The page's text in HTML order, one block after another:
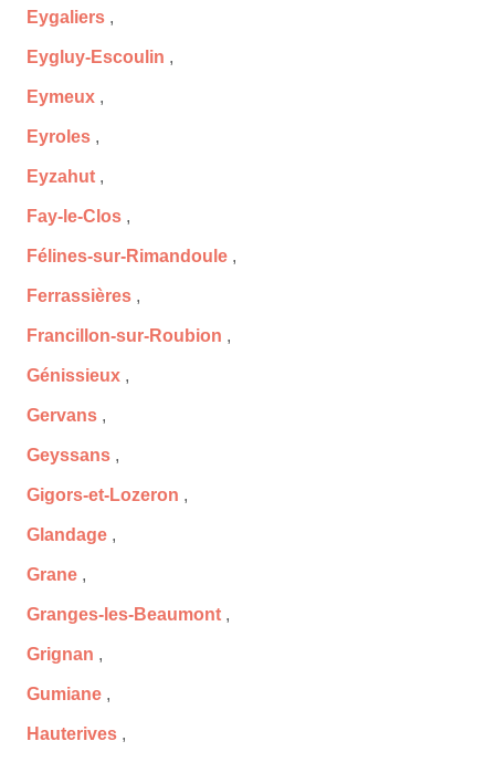
Eygaliers ,
Eygluy-Escoulin ,
Eymeux ,
Eyroles ,
Eyzahut ,
Fay-le-Clos ,
Félines-sur-Rimandoule ,
Ferrassières ,
Francillon-sur-Roubion ,
Génissieux ,
Gervans ,
Geyssans ,
Gigors-et-Lozeron ,
Glandage ,
Grane ,
Granges-les-Beaumont ,
Grignan ,
Gumiane ,
Hauterives ,